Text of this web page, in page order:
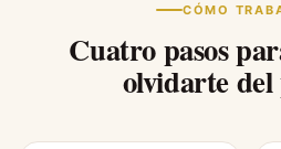
CÓMO
Cuatro pasos
olvidarte del